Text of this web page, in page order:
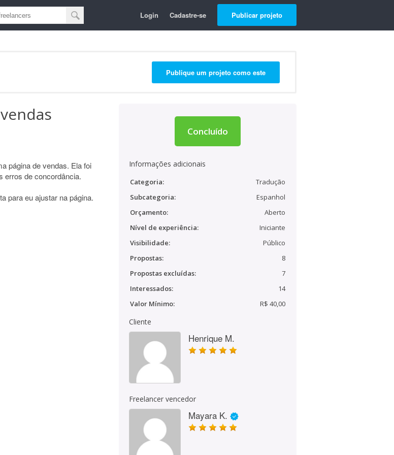
Login Cadastre-se Publicar projeto
Publique um projeto como este
página de vendas. Ela foi
erros de concordância.
para eu ajustar na página.
Concluído
Informações adicionais
Categoria:
Tradução
Subcategoria:
Espanhol
Orçamento:
Aberto
Nível de experiência:
Iniciante
Visibilidade:
Público
Propostas:
8
Propostas excluídas:
7
Interessados:
14
Valor Mínimo:
R$ 40,00
Cliente
Henrique M.
Freelancer vencedor
Mayara K.